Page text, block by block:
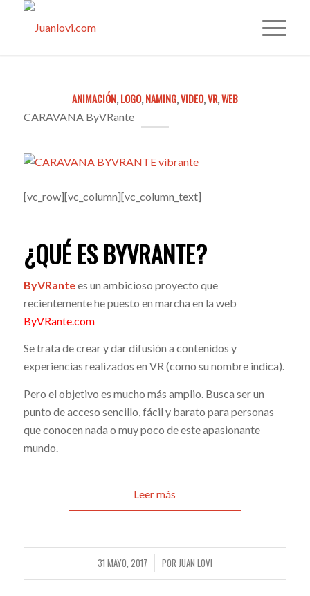
ANIMACIÓN,LOGO,NAMING,VIDEO,VR,WEB
CARAVANA ByVRante
[vc_row][vc_column][vc_column_text]
¿QUÉ ES BYVRANTE?
ByVRantees un ambicioso proyecto que
recientemente he puesto en marcha en la web
ByVRante.com
Se trata de crear y dar difusión a contenidos y
experiencias realizados en VR (como su nombre indica).
Pero el objetivo es mucho más amplio. Busca ser un
punto de acceso sencillo, fácil y barato para personas
que conocen nada o muy poco de este apasionante
mundo.
Leer más
31 MAYO, 2017
/ POR JUAN LOVI